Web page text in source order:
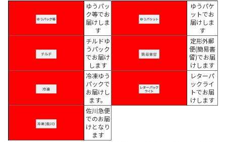
ゆうパッ
ク等でお
届けしま
す
ゆうパケ
ットでお
届けしま
す
チルドゆ
うパック
でお届け
します
定形外郵
便(簡易書
留)でお届
けします
冷凍ゆう
パックで
お届けし
ます。
レターパ
ックライ
トでお届
けします
佐川急便
でのお届
けとなり
ます